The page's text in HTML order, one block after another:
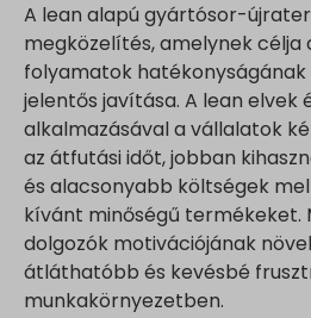
A lean alapú gyártósor-
megközelítés, amelynek célja
folyamatok
jelentős javítása. A lean elvek
alkalmazásával a vállalatok
az átfutási időt, jobban
és alacsonyabb költségek
kívánt minőségű termékeket.
dolgozók motivációjának
átláthatóbb és kevésbé
munkakörnyezetben.